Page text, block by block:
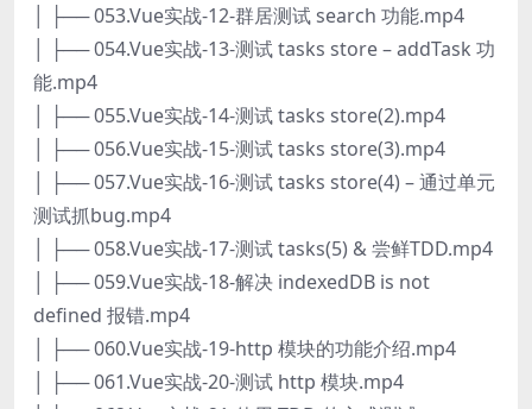
│ ├── 053.Vue实战-12-群居测试 search 功能.mp4
│ ├── 054.Vue实战-13-测试 tasks store – addTask 功
能.mp4
│ ├── 055.Vue实战-14-测试 tasks store(2).mp4
│ ├── 056.Vue实战-15-测试 tasks store(3).mp4
│ ├── 057.Vue实战-16-测试 tasks store(4) – 通过单元
测试抓bug.mp4
│ ├── 058.Vue实战-17-测试 tasks(5) & 尝鲜TDD.mp4
│ ├── 059.Vue实战-18-解决 indexedDB is not
defined 报错.mp4
│ ├── 060.Vue实战-19-http 模块的功能介绍.mp4
│ ├── 061.Vue实战-20-测试 http 模块.mp4